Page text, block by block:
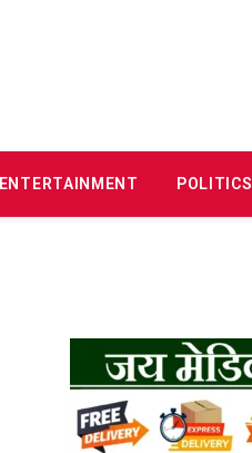
ENTERTAINMENT POLITICS